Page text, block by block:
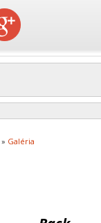
» Galéria